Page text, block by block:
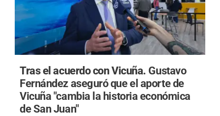
Tras el acuerdo con Vicuña. Gustavo
Fernández aseguró que el aporte de
Vicuña "cambia la historia económica
de San Juan"